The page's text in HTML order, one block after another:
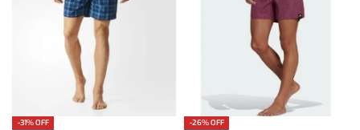
-31% OFF -26% OFF